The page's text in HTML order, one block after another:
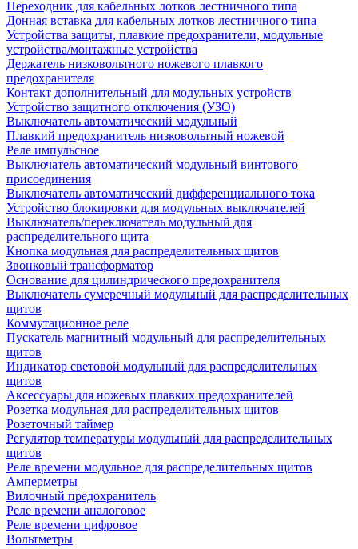
Переходник для кабельных лотков лестничного типа
Донная вставка для кабельных лотков лестничного типа
Устройства защиты, плавкие предохранители, модульные
устройства/монтажные устройства
Держатель низковольтного ножевого плавкого
предохранителя
Контакт дополнительный для модульных устройств
Устройство защитного отключения (УЗО)
Выключатель автоматический модульный
Плавкий предохранитель низковольтный ножевой
Реле импульсное
Выключатель автоматический модульный винтового
присоединения
Выключатель автоматический дифференциального тока
Устройство блокировки для модульных выключателей
Выключатель/переключатель модульный для
распределительного щита
Кнопка модульная для распределительных щитов
Звонковый трансформатор
Основание для цилиндрического предохранителя
Выключатель сумеречный модульный для распределительных
щитов
Коммутационное реле
Пускатель магнитный модульный для распределительных
щитов
Индикатор световой модульный для распределительных
щитов
Аксессуары для ножевых плавких предохранителей
Розетка модульная для распределительных щитов
Розеточный таймер
Регулятор температуры модульный для распределительных
щитов
Реле времени модульное для распределительных щитов
Амперметры
Вилочный предохранитель
Реле времени аналоговое
Реле времени цифровое
Вольтметры